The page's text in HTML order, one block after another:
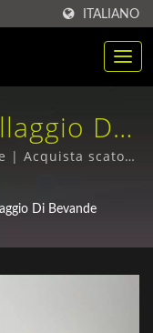
ITALIANO
Di
Di
PP
Ltd.
| Acquista scatole
superiore,
Di Bevande